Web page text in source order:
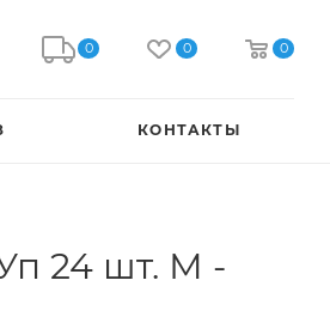
0 0 0
КОНТАКТЫ
24 шт. М -